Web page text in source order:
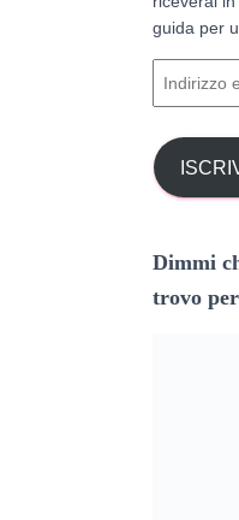
k
guida per
r
z
e
Dimmi
trovo